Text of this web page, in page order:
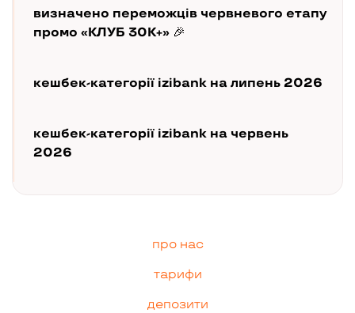
визначено переможців червневого етапу
промо «КЛУБ 30К+» 🎉
кешбек-категорії izibank на липень 2026
кешбек-категорії izibank на червень
2026
про нас
тарифи
депозити